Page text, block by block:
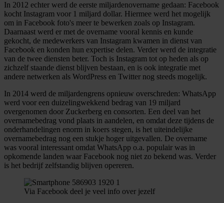
In 2012 echter werd de eerste miljardenovername gedaan: Facebook
kocht Instagram voor 1 miljard dollar. Hiermee werd het mogelijk
om in Facebook foto's meer te bewerken zoals op Instagram.
Daarnaast werd er met de overname vooral kennis en kunde
gekocht, de medewerkers van Instagram kwamen in dienst van
Facebook en konden hun expertise delen. Verder werd de integratie
van de twee diensten beter. Toch is Instagram tot op heden als op
zichzelf staande dienst blijven bestaan, en is ook integratie met
andere netwerken als WordPress en Twitter nog steeds mogelijk.
In 2014 werd de miljardengrens opnieuw overschreden: WhatsApp
werd voor een duizelingwekkend bedrag van 19 miljard
overgenomen door Zuckerberg en consorten. Een deel van het
overnamebedrag vond plaats in aandelen, en omdat deze tijdens de
onderhandelingen enorm in koers stegen, is het uiteindelijke
overnamebedrag nog een stukje hoger uitgevallen. De overname
was vooral interessant omdat WhatsApp o.a. populair was in
opkomende landen waar Facebook nog niet zo bekend was. Verder
is het bedrijf zelfstandig blijven opereren.
Via Facebook deel je veel info over jezelf